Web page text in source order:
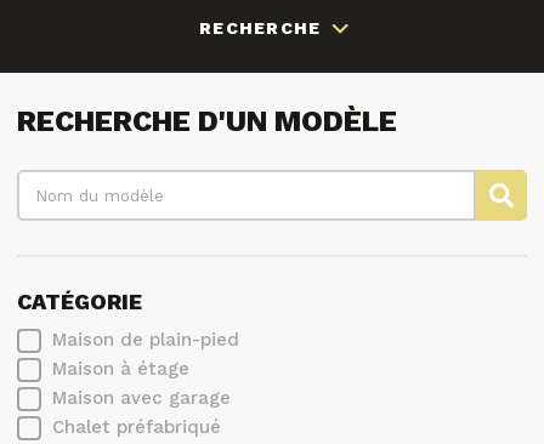
RECHERCHE
RECHERCHE D'UN MODÈLE
CATÉGORIE
Maison de plain-pied
Maison à étage
Maison avec garage
Chalet préfabriqué